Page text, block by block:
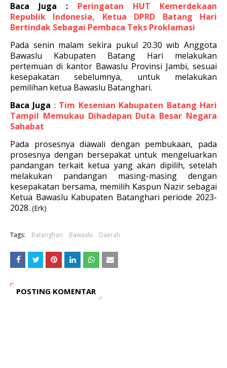
Baca Juga : Peringatan HUT Kemerdekaan
Republik Indonesia, Ketua DPRD Batang Hari
Bertindak Sebagai Pembaca Teks Proklamasi
Pada senin malam sekira pukul 20.30 wib Anggota
Bawaslu Kabupaten Batang Hari melakukan
pertemuan di kantor Bawaslu Provinsi Jambi, sesuai
kesepakatan sebelumnya, untuk melakukan
pemilihan ketua Bawaslu Batanghari.
Baca Juga : Tim Kesenian Kabupaten Batang Hari
Tampil Memukau Dihadapan Duta Besar Negara
Sahabat
Pada prosesnya diawali dengan pembukaan, pada
prosesnya dengan bersepakat untuk mengeluarkan
pandangan terkait ketua yang akan dipilih, setelah
melakukan pandangan masing-masing dengan
kesepakatan bersama, memilih Kaspun Nazir sebagai
Ketua Bawaslu Kabupaten Batanghari periode 2023-
2028. (Erk)
Tags: Batanghari Bawaslu Daerah
POSTING KOMENTAR